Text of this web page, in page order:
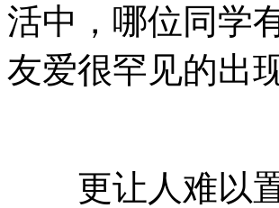
活中，哪位同学
友爱很罕见的出
更让人难以置